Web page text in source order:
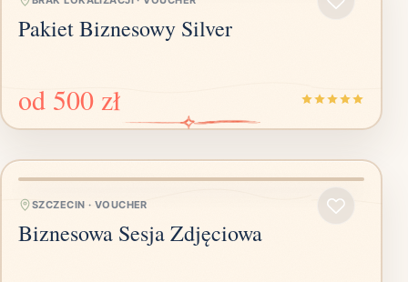
Pakiet Biznesowy Silver
od 500 zł
SZCZECIN · VOUCHER
Biznesowa Sesja Zdjęciowa